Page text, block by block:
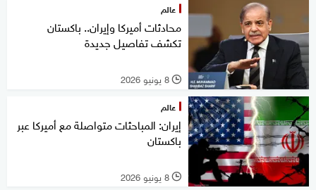
عالم
محادثات أميركا وإيران.. باكستان
تكشف تفاصيل جديدة
l 8 يونيو 2026
عالم
إيران: المباحثات متواصلة مع أميركا عبر
باكستان
l 8 يونيو 2026